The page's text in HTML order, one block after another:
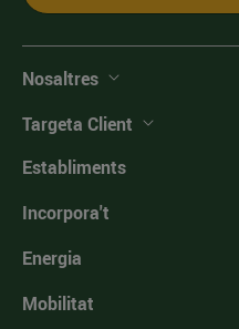
Nosaltres
Targeta Client
Establiments
Incorpora't
Energia
Mobilitat